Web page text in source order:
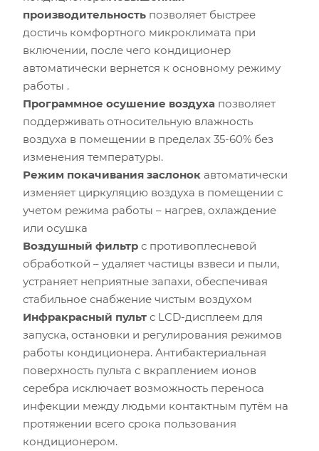
производительность позволяет быстрее
достичь комфортного микроклимата при
включении, после чего кондиционер
автоматически вернется к основному режиму
работы .
Программное осушение воздуха позволяет
поддерживать относительную влажность
воздуха в помещении в пределах 35-60% без
изменения температуры.
Режим покачивания заслонок автоматически
изменяет циркуляцию воздуха в помещении с
учетом режима работы – нагрев, охлаждение
или осушка
Воздушный фильтр с противоплесневой
обработкой – удаляет частицы взвеси и пыли,
устраняет неприятные запахи, обеспечивая
стабильное снабжение чистым воздухом
Инфракрасный пульт с LCD-дисплеем для
запуска, остановки и регулирования режимов
работы кондиционера. Антибактериальная
поверхность пульта с вкраплением ионов
серебра исключает возможность переноса
инфекции между людьми контактным путём на
протяжении всего срока пользования
кондиционером.
Мощность остальной бытовой техники, Вт
Рекомендуемый диапазон мощности: 2.40-2.91кВт